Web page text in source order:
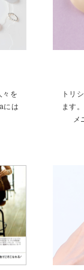
々を
には
トリ
ます
メ